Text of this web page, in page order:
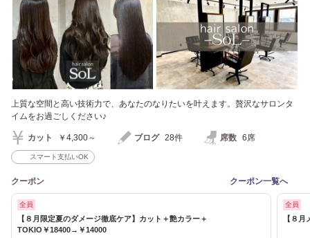
上質な空間と高い技術力で、あなたのなりたいを叶えます。贅沢なサロンタ
イムをお過ごしください♪
カット ￥4,300～ ブログ 28件 席数 6席
スマート支払いOK
クーポン クーポン一覧へ
全員
【８月限定夏のダメージ徹底ケア】カット＋艶カラー＋
TOKIO￥18400→￥14000
全員
【８